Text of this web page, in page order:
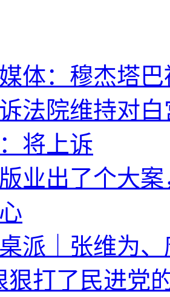
体：穆杰塔
法院维持对
将上诉
业出了个大
派｜张维为
狠打了民进党